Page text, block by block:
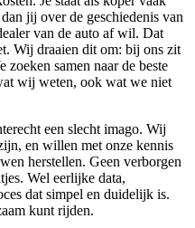
jij over de geschiedenis van
van de auto af wil. Dat
Wij draaien dit om: bij ons zit
zoeken samen naar de beste
wij weten, ook wat we niet
een slecht imago. Wij
en willen met onze kennis
herstellen. Geen verborgen
Wel eerlijke data,
dat simpel en duidelijk is.
kunt rijden.